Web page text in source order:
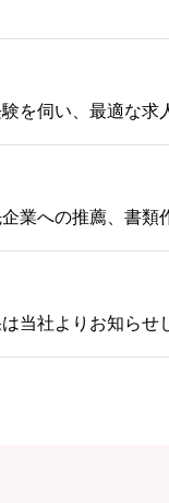
を伺い、最適な求
業への推薦、書
当社よりお知らせ